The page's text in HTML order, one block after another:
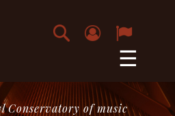
☰
Conservatory of music